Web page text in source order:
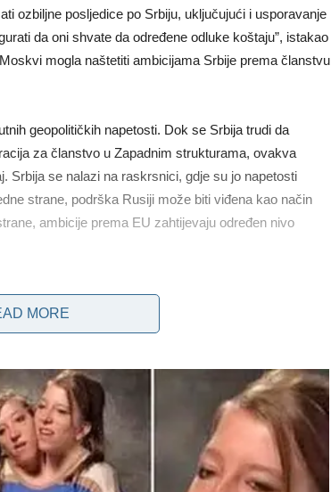
ozbiljne posljedice po Srbiju, uključujući i usporavanje
da oni shvate da određene odluke koštaju”, istakao
mogla naštetiti ambicijama Srbije prema članstvu
geopolitičkih napetosti. Dok se Srbija trudi da
za članstvo u Zapadnim strukturama, ovakva
Srbija se nalazi na raskrsnici, gdje su jo napetosti
strane, podrška Rusiji može biti viđena kao način
ambicije prema EU zahtijevaju određen nivo
MORE